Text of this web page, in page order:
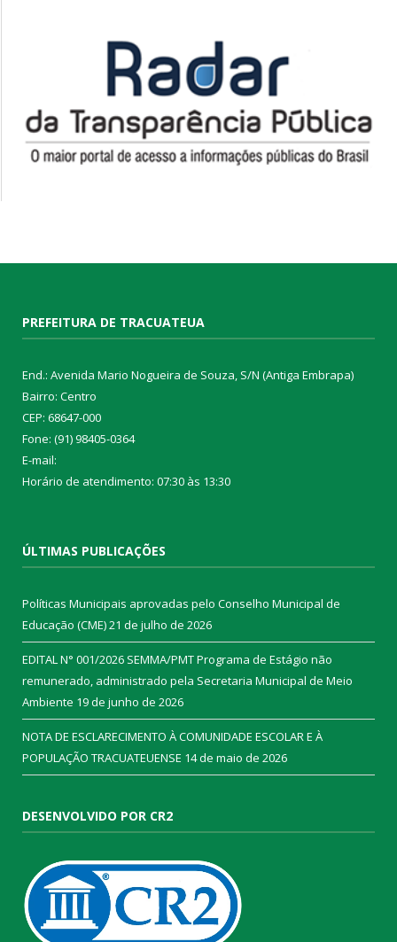
PREFEITURA DE TRACUATEUA
End.: Avenida Mario Nogueira de Souza, S/N (Antiga Embrapa)
Bairro: Centro
CEP: 68647-000
Fone: (91) 98405-0364
E-mail:
Horário de atendimento: 07:30 às 13:30
ÚLTIMAS PUBLICAÇÕES
Políticas Municipais aprovadas pelo Conselho Municipal de
Educação (CME)21 de julho de 2026
EDITAL N° 001/2026 SEMMA/PMT Programa de Estágio não
remunerado, administrado pela Secretaria Municipal de Meio
Ambiente 19 de junho de 2026
NOTA DE ESCLARECIMENTO À COMUNIDADE ESCOLAR E À
POPULAÇÃO TRACUATEUENSE 14 de maio de 2026
DESENVOLVIDO POR CR2